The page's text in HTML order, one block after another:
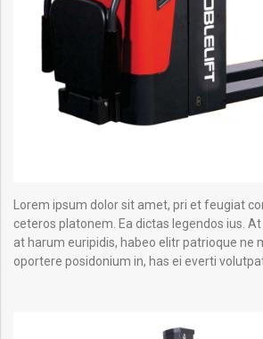
Lorem ipsum dolor sit amet, pri et feugiat
ceteros platonem. Ea dictas legendos ius.
at harum euripidis, habeo elitr patrioque ne
oportere posidonium in, has ei everti